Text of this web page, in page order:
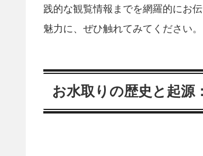
践的な観覧情報までを網羅的にお
魅力に、ぜひ触れてみてください。
お水取りの歴史と起源